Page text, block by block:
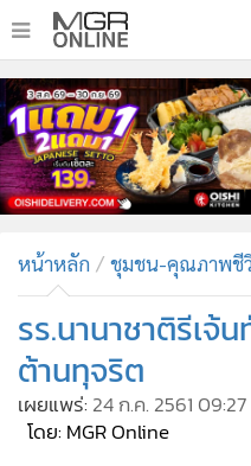
• หน้าหลัก
• ทันเหตุการณ์
• ภาคใต้
• ภูมิภาค
• บันเทิง
• คอลัมนิสต์
• ละคร
CbizReview
หน้าหลัก ชุมชน-คุณภาพชี
รร.นานาชาติรีเจ้
ต้านทุจริต
เผยแพร่: 24 ก.ค. 2561 09:27
โดย: MGR Online